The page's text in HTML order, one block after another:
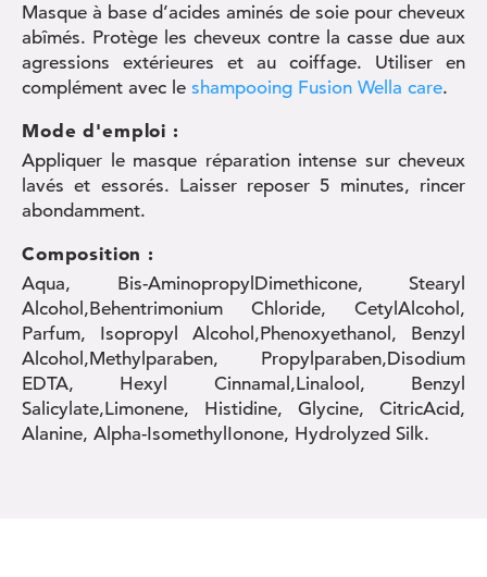
Masque à base d’acides aminés de soie pour cheveux
abîmés. Protège les cheveux contre la casse due aux
agressions extérieures et au coiffage. Utiliser en
complément avec le shampooing Fusion Wella care.
Mode d'emploi :
Appliquer le masque réparation intense sur cheveux
lavés et essorés. Laisser reposer 5 minutes, rincer
abondamment.
Composition :
Aqua, Bis-AminopropylDimethicone, Stearyl
Alcohol,Behentrimonium Chloride, CetylAlcohol,
Parfum, Isopropyl Alcohol,Phenoxyethanol, Benzyl
Alcohol,Methylparaben, Propylparaben,Disodium
EDTA, Hexyl Cinnamal,Linalool, Benzyl
Salicylate,Limonene, Histidine, Glycine, CitricAcid,
Alanine, Alpha-IsomethylIonone, Hydrolyzed Silk.